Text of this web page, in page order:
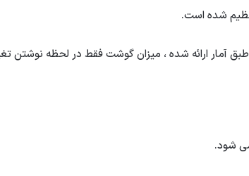
طبق اخبار تجاری ، قیمت گوشت قرمز امروز 27 است مرداد ۲۰۱۴ طبق آمار ارائه شده ، میزان گوشت فقط در لحظه